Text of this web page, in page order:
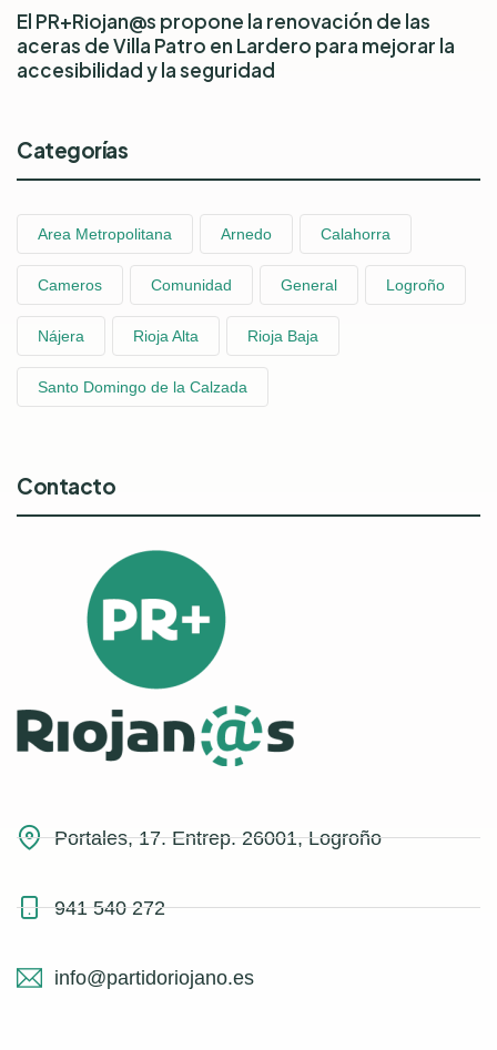
El PR+Riojan@s propone la renovación de las
aceras de Villa Patro en Lardero para mejorar la
accesibilidad y la seguridad
Categorías
Area Metropolitana Arnedo Calahorra
Cameros Comunidad General Logroño
Nájera Rioja Alta Rioja Baja
Santo Domingo de la Calzada
Contacto
Portales, 17. Entrep. 26001, Logroño
941 540 272
info@partidoriojano.es